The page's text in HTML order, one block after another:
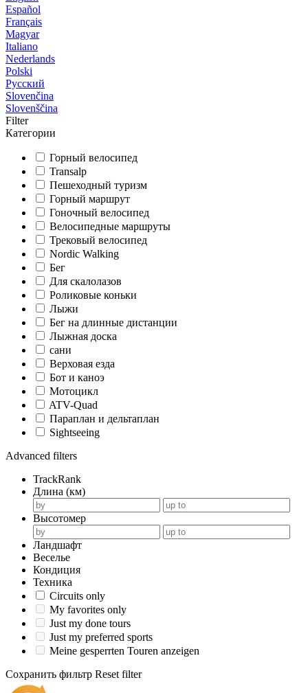
Español
Français
Magyar
Italiano
Nederlands
Polski
Русский
Slovenčina
Slovenščina
Filter
Категории
Горный велосипед
Transalp
Пешеходный туризм
Горный маршрут
Гоночный велосипед
Велосипедные маршруты
Трековый велосипед
Nordic Walking
Бег
Для скалолазов
Роликовые коньки
Лыжи
Бег на длинные дистанции
Лыжная доска
сани
Верховая езда
Бот и каноэ
Мотоцикл
ATV-Quad
Параплан и дельтаплан
Sightseeing
Advanced filters
TrackRank
Длина (км)
Высотомер
Ландшафт
Веселье
Кондиция
Техника
Circuits only
My favorites only
Just my done tours
Just my preferred sports
Meine gesperrten Touren anzeigen
Сохранить фильтр Reset filter